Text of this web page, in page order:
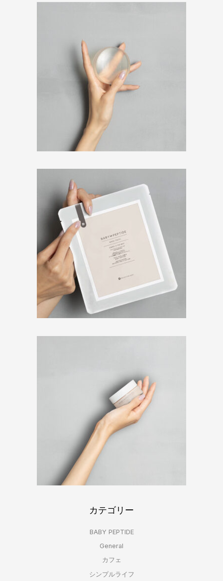
カテゴリー
BABY PEPTIDE
General
カフェ
シンプルライフ